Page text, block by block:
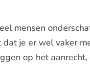
mensen
je er wel vaker
op het